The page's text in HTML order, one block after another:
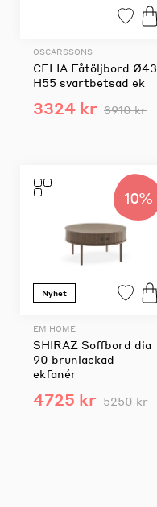
OSCARSSONS
CELIA Fåtöljbord Ø43
H55 svartbetsad ek
3324 kr 3910 kr
10%
Nyhet
EM HOME
SHIRAZ Soffbord dia
90 brunlackad
ekfanér
4725 kr 5250 kr